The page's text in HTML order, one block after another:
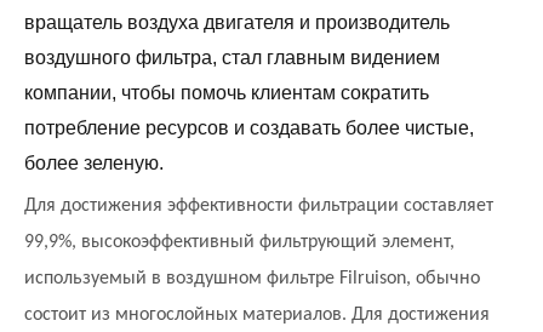
вращатель воздуха двигателя и производитель
воздушного фильтра, стал главным видением
компании, чтобы помочь клиентам сократить
потребление ресурсов и создавать более чистые,
более зеленую.
Для достижения эффективности фильтрации составляет
99,9%, высокоэффективный фильтрующий элемент,
используемый в воздушном фильтре Filruison, обычно
состоит из многослойных материалов. Для достижения